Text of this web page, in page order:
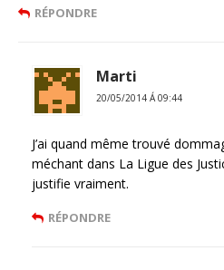
RÉPONDRE
Marti
20/05/2014 Á 09:44
J’ai quand même trouvé
méchant dans La Ligue des
justifie vraiment.
RÉPONDRE